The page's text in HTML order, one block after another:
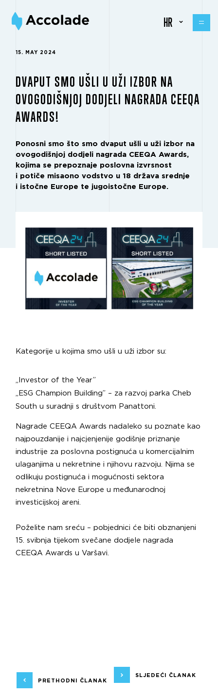
HR
15. MAY 2024
DVAPUT SMO UŠLI U UŽI IZBOR NA
OVOGODIŠNJOJ DODJELI NAGRADA CEEQA
AWARDS!
Ponosni smo što smo dvaput ušli u uži izbor na
ovogodišnjoj dodjeli nagrada CEEQA Awards,
kojima se prepoznaje poslovna izvrsnost
i potiče misaono vodstvo u 18 država srednje
i istočne Europe te jugoistočne Europe.
Kategorije u kojima smo ušli u uži izbor su:
„Investor of the Year”
„ESG Champion Building” – za razvoj parka Cheb
South u suradnji s društvom Panattoni.
Nagrade CEEQA Awards nadaleko su poznate kao
najpouzdanije i najcjenjenije godišnje priznanje
industrije za poslovna postignuća u komercijalnim
ulaganjima u nekretnine i njihovu razvoju. Njima se
odlikuju postignuća i mogućnosti sektora
nekretnina Nove Europe u međunarodnoj
investicijskoj areni.
Poželite nam sreću – pobjednici će biti obznanjeni
15. svibnja tijekom svečane dodjele nagrada
CEEQA Awards u Varšavi.
PRETHODNI ČLANAK
SLJEDEĆI ČLANAK